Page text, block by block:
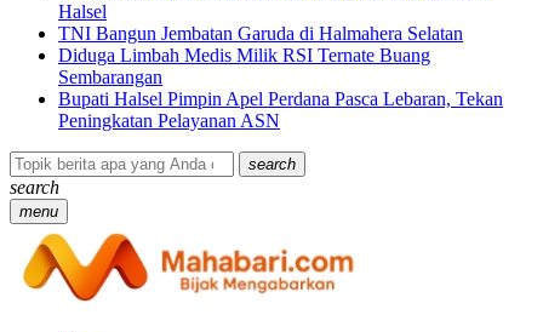
Halsel
TNI Bangun Jembatan Garuda di Halmahera Selatan
Diduga Limbah Medis Milik RSI Ternate Buang
Sembarangan
Bupati Halsel Pimpin Apel Perdana Pasca Lebaran, Tekan
Peningkatan Pelayanan ASN
search
search
menu